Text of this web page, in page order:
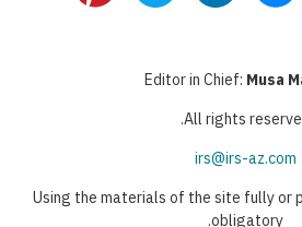
Editor in Chief: Musa
All rights
irs@irs-az.com
Using the materials of the site fully or
obligatory.